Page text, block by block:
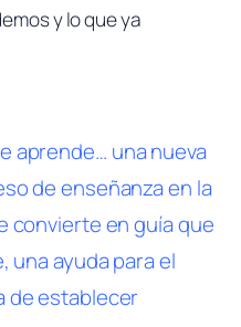
y lo que ya
aprende… una nueva
de enseñanza en la
convierte en guía que
una ayuda para el
de establecer